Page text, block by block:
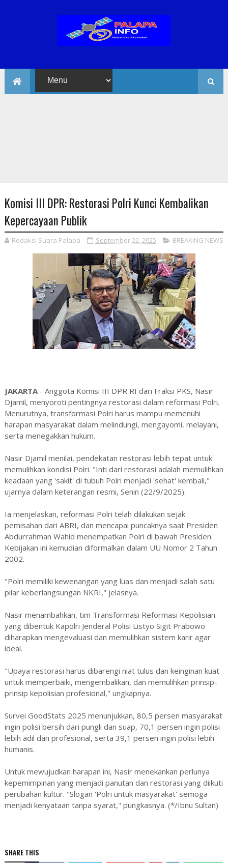
Komisi III DPR: Restorasi Polri Kunci Kembalikan
Kepercayaan Publik
Redaksi Suara Palapa September 22, 2025 BREAKING NEWS
JAKARTA- Anggota Komisi III DPR RI dari Fraksi PKS, Nasir
Djamil, menyoroti pentingnya restorasi dalam reformasi Polri.
Menurutnya, transformasi Polri harus mampu memenuhi
harapan masyarakat dalam melindungi, mengayomi, melayani,
serta menegakkan hukum.
Nasir Djamil menilai, pendekatan restorasi lebih tepat untuk
memulihkan kondisi Polri. "Inti dari restorasi adalah memulihkan
keadaan yang 'sakit' di tubuh Polri menjadi 'sehat' kembali,"
ujarnya dalam keterangan resmi, Senin (22/9/2025).
Ia menjelaskan, reformasi Polri telah dilakukan sejak
pemisahan dari ABRI, dan mencapai puncaknya saat Presiden
Abdurrahman Wahid menempatkan Polri di bawah Presiden.
Kebijakan ini kemudian diformalkan dalam UU Nomor 2 Tahun
2002.
"Polri memiliki kewenangan yang luas dan menjadi salah satu
pilar keberlangsungan NKRI," jelasnya.
Nasir menambahkan, tim Transformasi Reformasi Kepolisian
yang dibentuk Kapolri Jenderal Polisi Listyo Sigit Prabowo
diharapkan mengevaluasi dan memulihkan sistem karir agar
ideal.
"Upaya restorasi harus dibarengi niat tulus dan keinginan kuat
untuk memperbaiki, mengembalikan, dan memulihkan prinsip-
prinsip kepolisian profesional," ungkapnya.
Survei GoodStats 2025 menunjukkan, 80,5 persen masyarakat
ingin polisi bersih dari pungli dan suap, 70,1 persen ingin polisi
lebih adil dan profesional, serta 39,1 persen ingin polisi lebih
humanis.
Untuk mewujudkan harapan ini, Nasir menekankan perlunya
kepemimpinan yang menjadi panutan dan restorasi yang diikuti
perubahan kultur. "Slogan 'Polri untuk masyarakat' semoga
menjadi kenyataan tanpa syarat," pungkasnya. (*/Ibnu Sultan)
SHARE THIS